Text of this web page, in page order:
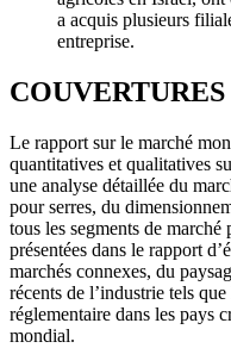
a acquis plusieurs
entreprise.
Le rapport sur le marché
quantitatives et qualitatives
une analyse détaillée du
pour serres, du
tous les segments de
présentées dans le rapport
marchés connexes, du
récents de l’industrie tels
réglementaire dans les pays
mondial.